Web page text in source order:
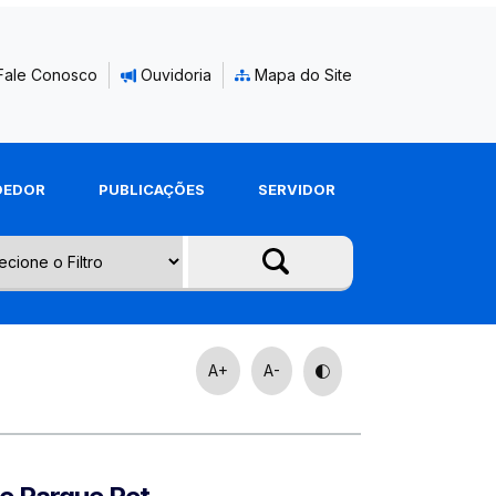
Conosco Ouvidoria Mapa do Site
PUBLICAÇÕES SERVIDOR
A+ A-